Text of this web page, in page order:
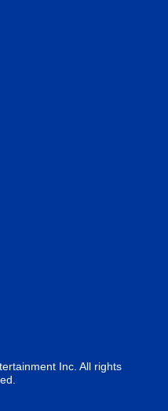
Inc. All rights